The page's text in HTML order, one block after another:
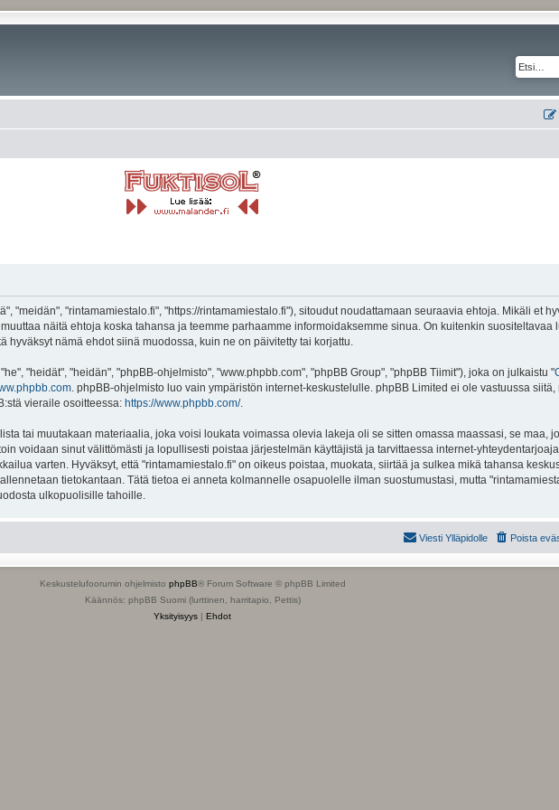
"meidän", "rintamamiestalo.fi", "https://rintamamiestalo.fi"), sitoudut noudattamaan seuraavia ehtoja. Mikäli et
näitä ehtoja koska tahansa ja teemme parhaamme informoidaksemme sinua. On kuitenkin suositeltavaa
nämä ehdot siinä muodossa, kuin ne on päivitetty tai korjattu.
"heidät", "heidän", "phpBB-ohjelmisto", "www.phpbb.com", "phpBB Group", "phpBB Tiimit"), joka on julkaistu "
. phpBB-ohjelmisto luo vain ympäristön internet-keskustelulle. phpBB Limited ei ole vastuussa
vieraile osoitteessa: https://www.phpbb.com/.
tai muutakaan materiaalia, joka voisi loukata voimassa olevia lakeja oli se sitten omassa maassasi, se maa,
voidaan sinut välittömästi ja lopullisesti poistaa järjestelmän käyttäjistä ja tarvittaessa internet-
varten. Hyväksyt, että "rintamamiestalo.fi" on oikeus poistaa, muokata, siirtää ja sulkea mikä tahansa
tietokantaan. Tätä tietoa ei anneta kolmannelle osapuolelle ilman suostumustasi, mutta
ulkopuolisille tahoille.
Poista
Viesti Ylläpidolle
Keskustelufoorumin ohjelmisto phpBB® Forum Software © phpBB Limited
Käännös: phpBB Suomi (lurttinen, harritapio, Pettis)
Yksityisyys | Ehdot